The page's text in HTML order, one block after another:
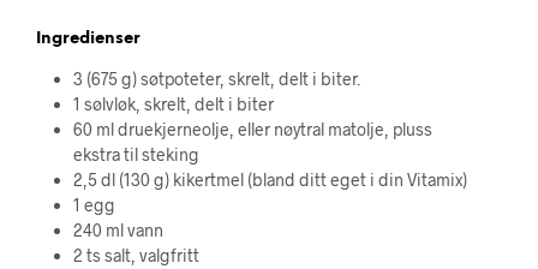
Ingredienser
3 (675 g) søtpoteter, skrelt, delt i biter.
1 sølvløk, skrelt, delt i biter
60 ml druekjerneolje, eller nøytral matolje, pluss
ekstra til steking
2,5 dl (130 g) kikertmel (bland ditt eget i din Vitamix)
1 egg
240 ml vann
2 ts salt, valgfritt